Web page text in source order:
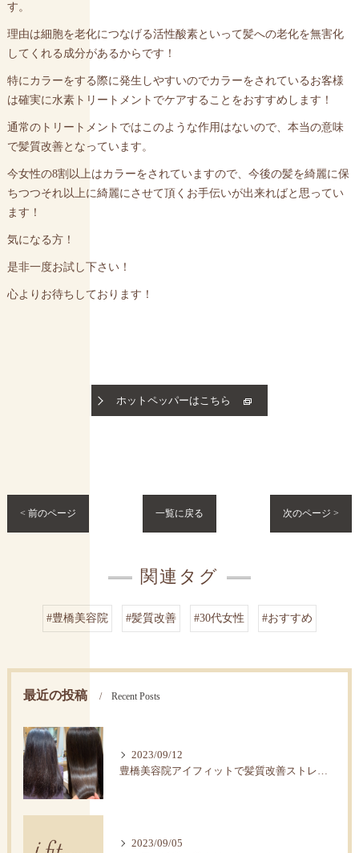
す。
理由は細胞を老化につなげる活性酸素といって髪への老化を無害化
してくれる成分があるからです！
特にカラーをする際に発生しやすいのでカラーをされているお客様
は確実に水素トリートメントでケアすることをおすすめします！
通常のトリートメントではこのような作用はないので、本当の意味
で髪質改善となっています。
今女性の8割以上はカラーをされていますので、今後の髪を綺麗に保
ちつつそれ以上に綺麗にさせて頂くお手伝いが出来ればと思ってい
ます！
気になる方！
是非一度お試し下さい！
心よりお待ちしております！
ホットペッパーはこちら
< 前のページ 一覧に戻る 次のページ >
関連タグ
#豊橋美容院 #髪質改善 #30代女性 #おすすめ
最近の投稿 Recent Posts
2023/09/12
豊橋美容院アイフィットで髪質改善ストレートで艶髪へ。
2023/09/05